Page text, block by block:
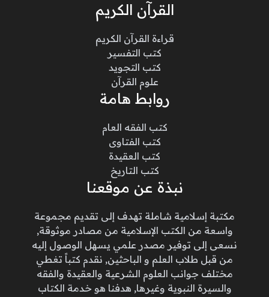
القرآن الكريم
قراءة القرآن الكريم
كتب التفسير
كتب التجويد
علوم القرآن
روابط هامة
كتب الفقه العام
كتب الفتاوى
كتب العقيدة
كتب التاريخ
نبذة عن موقعنا
مكتبة إسلامية شاملة تهدف إلى تقديم مجموعة
واسعة من الكتب الإسلامية من مصادر موثوقة,
نسعى إلى توفير مصدر علمي يسهل الوصول إليه
من قبل طلاب العلم و الباحثين, نقدم كتباً تغطي
مختلف جوانب العلوم الشرعية والعقيدة والفقه
والسيرة النبوية وغيرها, هدفنا هو خدمة الكتاب